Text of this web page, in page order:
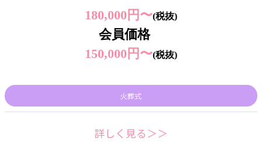
180,000円〜(税抜)
会員価格
150,000円〜(税抜)
火葬式
詳しく見る＞＞